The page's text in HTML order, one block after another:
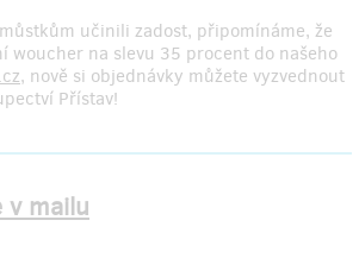
učinili zadost, připomínáme, že
woucher na slevu 35 procent do našeho
, nově si objednávky můžete vyzvednout
Přístav!
v mailu